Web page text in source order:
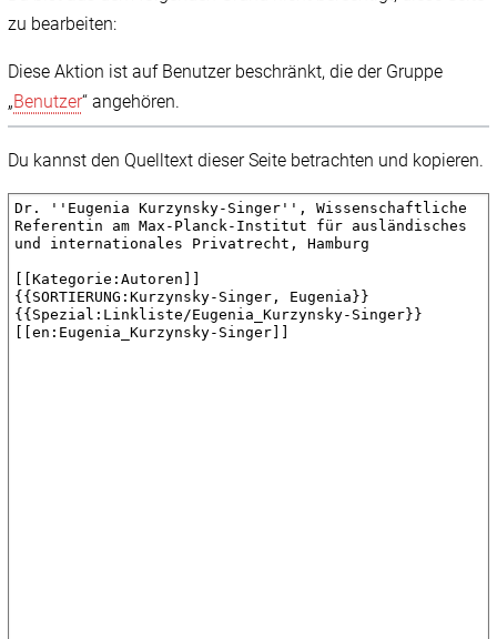
zu bearbeiten:
Diese Aktion ist auf Benutzer beschränkt, die der Gruppe
„Benutzer“ angehören.
Du kannst den Quelltext dieser Seite betrachten und kopieren.